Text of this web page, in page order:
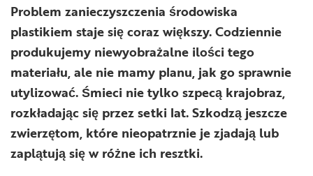
Problem zanieczyszczenia środowiska
plastikiem staje się coraz większy. Codziennie
produkujemy niewyobrażalne ilości tego
materiału, ale nie mamy planu, jak go sprawnie
utylizować. Śmieci nie tylko szpecą krajobraz,
rozkładając się przez setki lat. Szkodzą jeszcze
zwierzętom, które nieopatrznie je zjadają lub
zaplątują się w różne ich resztki.